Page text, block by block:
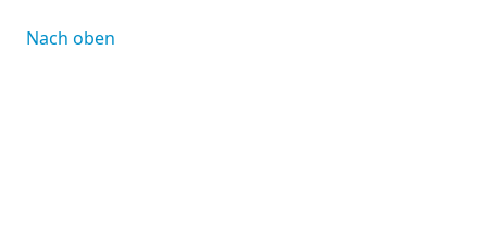
Nach oben